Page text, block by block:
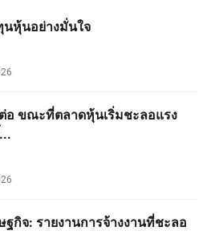
นหุ้นอย่างมั่นใจ
อ ขณะที่ตลาดหุ้นเริ่มชะลอแรง
ฐกิจ: รายงานการจ้างงานที่ชะลอ